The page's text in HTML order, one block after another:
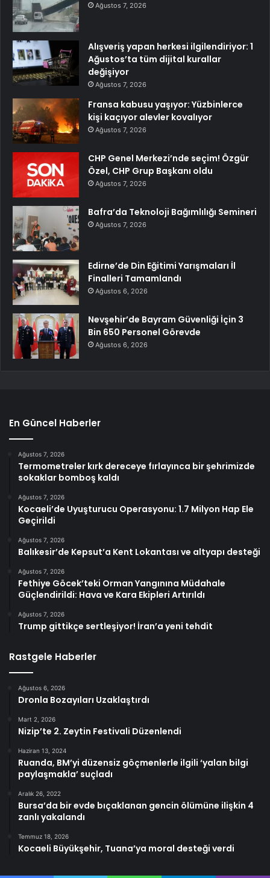
Ağustos 7, 2026
Alışveriş yapan herkesi ilgilendiriyor: 1
Ağustos’ta tüm dijital kurallar
değişiyor
Ağustos 7, 2026
Fransa kabusu yaşıyor: Yüzbinlerce
kişi kaçıyor alevler kovalıyor
Ağustos 7, 2026
CHP Genel Merkezi’nde seçim! Özgür
Özel, CHP Grup Başkanı oldu
Ağustos 7, 2026
Bafra’da Teknoloji Bağımlılığı Semineri
Ağustos 7, 2026
Edirne’de Din Eğitimi Yarışmaları İl
Finalleri Tamamlandı
Ağustos 6, 2026
Nevşehir’de Bayram Güvenliği İçin 3
Bin 650 Personel Görevde
Ağustos 6, 2026
En Güncel Haberler
Ağustos 7, 2026
Termometreler kırk dereceye fırlayınca bir şehrimizde
sokaklar bomboş kaldı
Ağustos 7, 2026
Kocaeli’de Uyuşturucu Operasyonu: 1.7 Milyon Hap Ele
Geçirildi
Ağustos 7, 2026
Balıkesir’de Kepsut’a Kent Lokantası ve altyapı desteği
Ağustos 7, 2026
Fethiye Göcek’teki Orman Yangınına Müdahale
Güçlendirildi: Hava ve Kara Ekipleri Artırıldı
Ağustos 7, 2026
Trump gittikçe sertleşiyor! İran’a yeni tehdit
Rastgele Haberler
Ağustos 6, 2026
Dronla Bozayıları Uzaklaştırdı
Mart 2, 2026
Nizip’te 2. Zeytin Festivali Düzenlendi
Haziran 13, 2024
Ruanda, BM’yi düzensiz göçmenlerle ilgili ‘yalan bilgi
paylaşmakla’ suçladı
Aralık 26, 2022
Bursa’da bir evde bıçaklanan gencin ölümüne ilişkin 4
zanlı yakalandı
Temmuz 18, 2026
Kocaeli Büyükşehir, Tuana’ya moral desteği verdi